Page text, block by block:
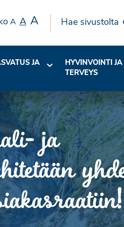
A A A Hae sivustolta
JA
HYVINVOINTI JA
TERVEYS
ja